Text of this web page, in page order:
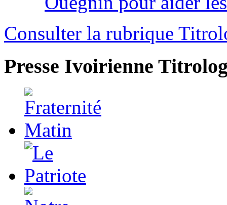
Consulter la rubrique
Presse Ivoirienne